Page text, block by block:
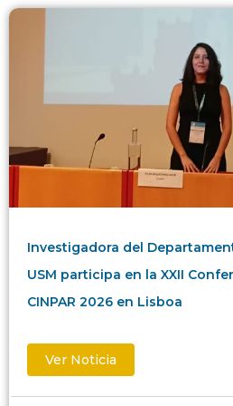
Investigadora del
USM participa en la XXII
CINPAR 2026 en Lisboa
Ver Noticia